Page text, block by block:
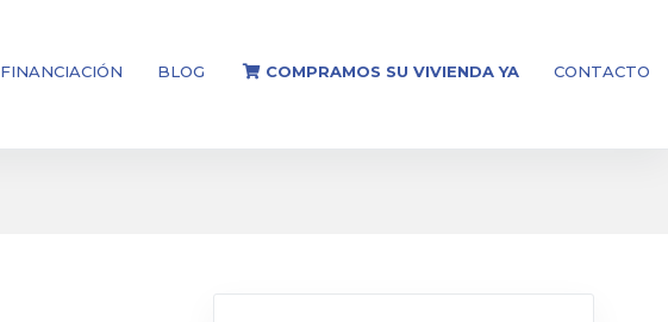
FINANCIACIÓN BLOG COMPRAMOS SU VIVIENDA YA CONTACTO